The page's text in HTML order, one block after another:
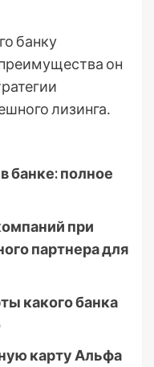
банку
он
лизинга․
банке: полное
при
партнера для
какого банка
карту Альфа